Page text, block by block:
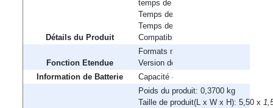
Détails du Produit
temps de musique: 4 heures
Temps de veille (hrs): 120 heures
Temps de charge (h): 1,5 heure
Compatible avec: iPod
Fonction Etendue
Formats multimédias supporte: Oui
Version de Bluetooth: V4.2
Information de Batterie
Capacité de batterie (mAh): 65mAh
Poids du produit: 0,3700 kg
Taille de produit(L x W x H): 5,50 x